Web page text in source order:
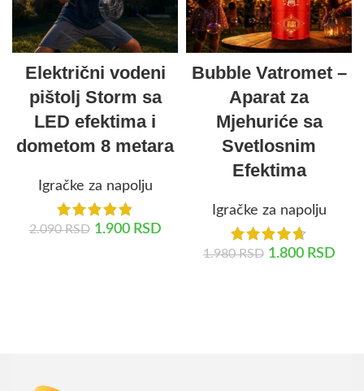
Električni vodeni
pištolj Storm sa
LED efektima i
dometom 8 metara
Igračke za napolju
2.090RSD 1.900 RSD
Bubble Vatromet –
Aparat za
Mjehuriće sa
Svetlosnim
Efektima
Igračke za napolju
1.980RSD 1.800 RSD